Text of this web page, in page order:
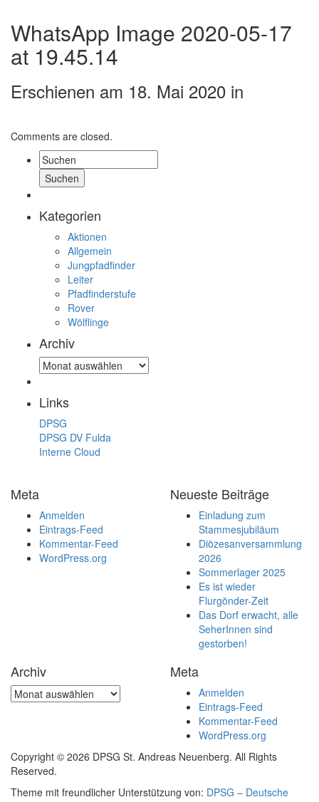
WhatsApp Image 2020-05-17
at 19.45.14
Erschienen am 18. Mai 2020 in
Comments are closed.
Suche:
Kategorien
Aktionen
Allgemein
Jungpfadfinder
Leiter
Pfadfinderstufe
Rover
Wölflinge
Archiv
Archiv
Links
DPSG
DPSG DV Fulda
Interne Cloud
Meta
Anmelden
Eintrags-Feed
Kommentar-Feed
WordPress.org
Neueste Beiträge
Einladung zum
Stammesjubiläum
Diözesanversammlung
2026
Sommerlager 2025
Es ist wieder
Flurgönder-Zeit
Das Dorf erwacht, alle
SeherInnen sind
gestorben!
Archiv
Archiv
Meta
Anmelden
Eintrags-Feed
Kommentar-Feed
WordPress.org
Copyright © 2026 DPSG St. Andreas Neuenberg. All Rights
Reserved.
Theme mit freundlicher Unterstützung von: DPSG – Deutsche